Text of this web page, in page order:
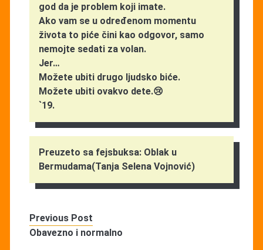
god da je problem koji imate.
Ako vam se u određenom momentu
života to piće čini kao odgovor, samo
nemojte sedati za volan.
Jer…
Možete ubiti drugo ljudsko biće.
Možete ubiti ovakvo dete.😢
`19.
Preuzeto sa fejsbuksa: Oblak u
Bermudama(Tanja Selena Vojnović)
Previous Post
Obavezno i normalno